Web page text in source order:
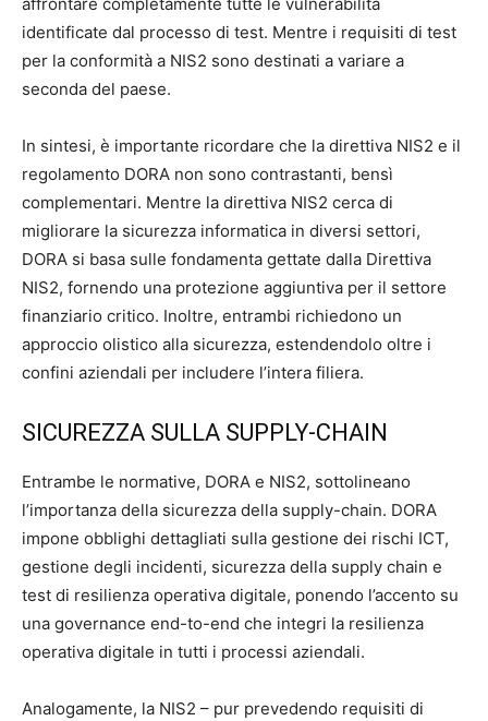
identificate dal processo di test. Mentre i requisiti di test
per la conformità a NIS2 sono destinati a variare a
seconda del paese.
In sintesi, è importante ricordare che la direttiva NIS2 e il
regolamento DORA non sono contrastanti, bensì
complementari. Mentre la direttiva NIS2 cerca di
migliorare la sicurezza informatica in diversi settori,
DORA si basa sulle fondamenta gettate dalla Direttiva
NIS2, fornendo una protezione aggiuntiva per il settore
finanziario critico. Inoltre, entrambi richiedono un
approccio olistico alla sicurezza, estendendolo oltre i
confini aziendali per includere l’intera filiera.
SICUREZZA SULLA SUPPLY-CHAIN
Entrambe le normative, DORA e NIS2, sottolineano
l’importanza della sicurezza della supply-chain. DORA
impone obblighi dettagliati sulla gestione dei rischi ICT,
gestione degli incidenti, sicurezza della supply chain e
test di resilienza operativa digitale, ponendo l’accento su
una governance end-to-end che integri la resilienza
operativa digitale in tutti i processi aziendali.
Analogamente, la NIS2 – pur prevedendo requisiti di